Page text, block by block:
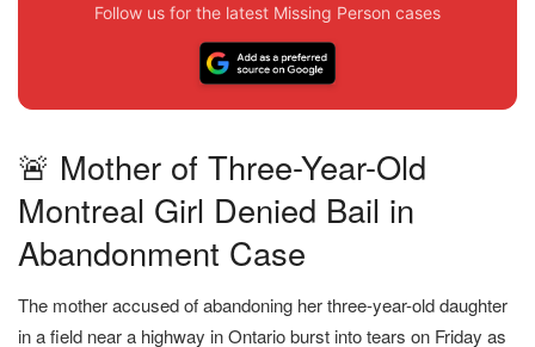
Follow us for the latest Missing Person cases
🚨 Mother of Three-Year-Old
Montreal Girl Denied Bail in
Abandonment Case
The mother accused of abandoning her three-year-old daughter
in a field near a highway in Ontario burst into tears on Friday as